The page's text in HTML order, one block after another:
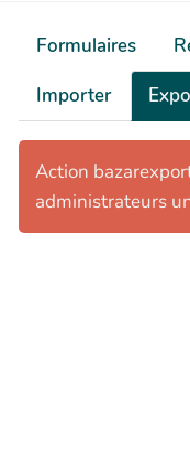
Formulaires
Importer
Action
administrateurs